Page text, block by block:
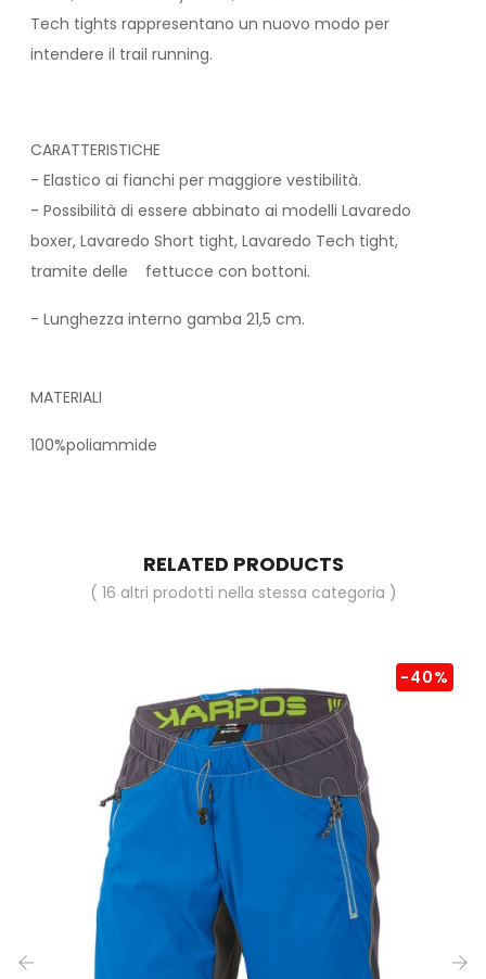
Tech tights rappresentano un nuovo modo per
intendere il trail running.
CARATTERISTICHE
- Elastico ai fianchi per maggiore vestibilità.
- Possibilità di essere abbinato ai modelli Lavaredo
boxer, Lavaredo Short tight, Lavaredo Tech tight,
tramite delle fettucce con bottoni.
- Lunghezza interno gamba 21,5 cm.
MATERIALI
100%poliammide
RELATED PRODUCTS
( 16 altri prodotti nella stessa categoria )
-40%